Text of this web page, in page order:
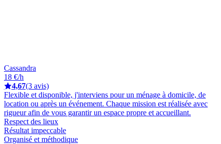
Cassandra
18 €/h
4,67(3 avis)
Flexible et disponible, j'interviens pour un ménage à domicile, de
location ou après un événement. Chaque mission est réalisée avec
rigueur afin de vous garantir un espace propre et accueillant.
Respect des lieux
Résultat impeccable
Organisé et méthodique